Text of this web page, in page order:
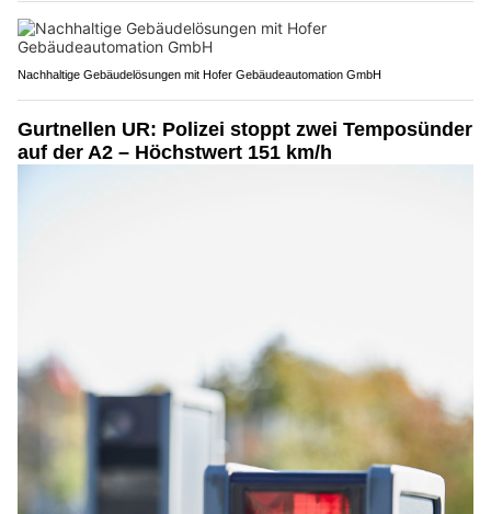
Nachhaltige Gebäudelösungen mit Hofer Gebäudeautomation GmbH
Gurtnellen UR: Polizei stoppt zwei Temposünder
auf der A2 – Höchstwert 151 km/h